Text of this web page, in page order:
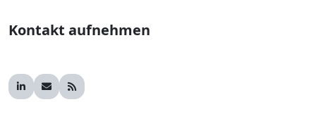
Kontakt aufnehmen